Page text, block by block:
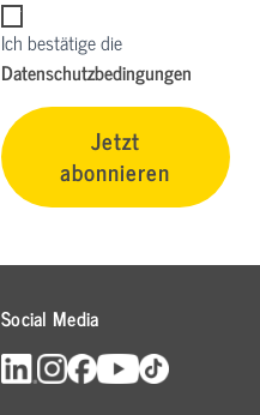
Ich bestätige die
Datenschutzbedingungen
Jetzt
abonnieren
Social Media